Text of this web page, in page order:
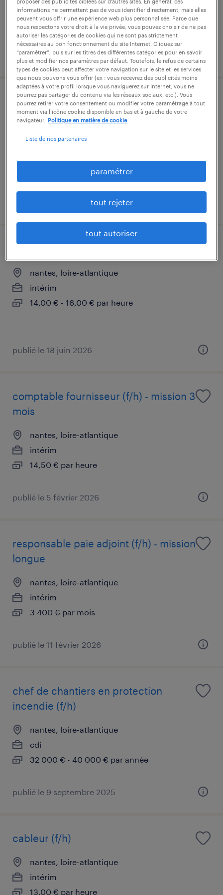
intérim
27 000 € - 29 000 € par année
publié le 19 août 2025
tuyauteur (f/h)
nantes, loire-atlantique
intérim
publié le 18 juin 2026
nantes, loire-atlantique
intérim
14,00 € - 16,00 € par heure
publié le 18 juin 2026
comptable fournisseur (f/h) - mission 3
mois
nantes, loire-atlantique
intérim
14,50 € par heure
publié le 5 février 2026
responsable paie adjoint (f/h) - mission
longue
nantes, loire-atlantique
intérim
3 400 € par mois
publié le 11 février 2026
chef de chantiers en protection
incendie (f/h)
nantes, loire-atlantique
cdi
32 000 € - 40 000 € par année
publié le 9 septembre 2025
cableur (f/h)
nantes, loire-atlantique
intérim
13,00 € par heure
informations ne permettent pas de vous identifier directement, mais elles
peuvent vous offrir une expérience web plus personnalisée. Parce que
nous respectons votre droit à la vie privée, vous pouvez choisir de ne pas
autoriser les catégories de cookies qui ne sont pas strictement
nécessaires au bon fonctionnement du site Internet. Cliquez sur
“paramétrer”, puis sur les titres des différentes catégories pour en savoir
plus et modifier nos paramètres par défaut. Toutefois, le refus de certains
types de cookies peut affecter votre navigation sur le site et les services
que nous pouvons vous offrir (ex : vous recevrez des publicités moins
adaptées à votre profil lorsque vous naviguerez sur Internet, vous ne
pourrez pas partager du contenu via les réseaux sociaux, etc.). Vous
pourrez retirer votre consentement ou modifier votre paramétrage à tout
moment via l’icône cookie disponible en bas et à gauche de votre
navigateur.
Politique en matière de cookie
Liste de nos partenaires
paramétrer
tout rejeter
tout autoriser